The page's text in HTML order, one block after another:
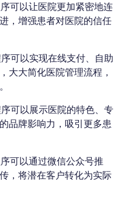
可以让医院更加紧密地连
，增强患者对医院的信任
可以实现在线支付、自助
大大简化医院管理流程，
可以展示医院的特色、专
品牌影响力，吸引更多患
可以通过微信公众号推
，将潜在客户转化为实际